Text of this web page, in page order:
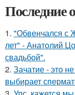
Последние
1. "Обвенчался с
лет" - Анатолий
свадьбой".
2. Зачатие - это
выбирает